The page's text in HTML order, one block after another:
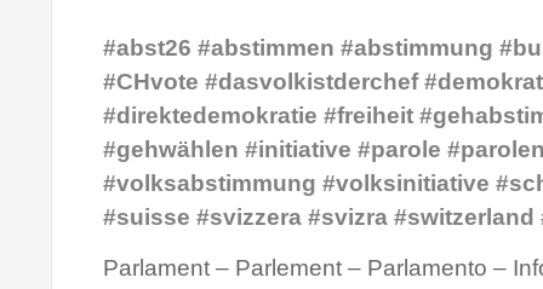
#abst26 #abstimmen #abstimmung
#CHvote #dasvolkistderchef
#direktedemokratie #freiheit
#gehwählen #initiative #parole
#volksabstimmung #volksinitiative
#suisse #svizzera #svizra #switzerland
Parlament – Parlement – Parlamento –